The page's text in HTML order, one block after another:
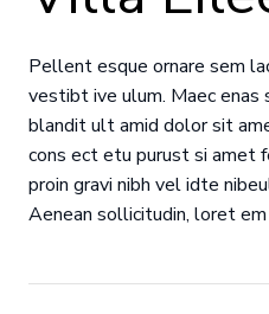
Pellent esque ornare sem
vestibt ive ulum. Maec enas
blandit ult amid dolor sit
cons ect etu purust si amet
proin gravi nibh vel idte
Aenean sollicitudin, loret em